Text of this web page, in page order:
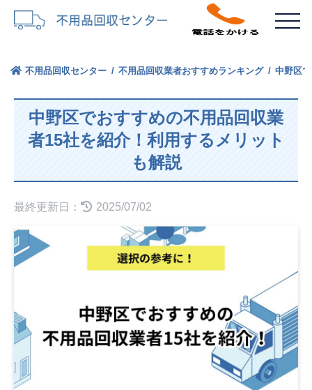
不用品回収センター 不用品回収業者おすすめランキング 中野区
中野区でおすすめの不用品回収業
者15社を紹介！利用するメリット
も解説
最終更新日： 2025/07/02